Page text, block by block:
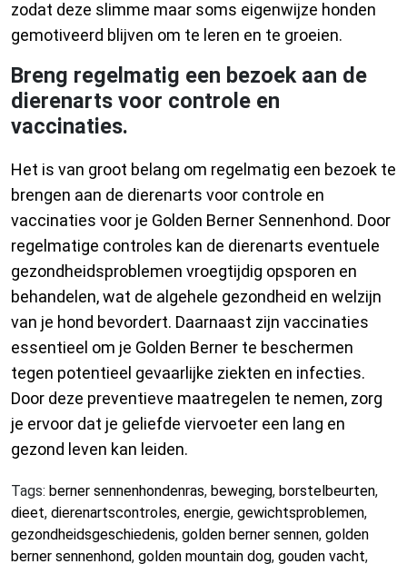
zodat deze slimme maar soms eigenwijze honden
gemotiveerd blijven om te leren en te groeien.
Breng regelmatig een bezoek aan de
dierenarts voor controle en
vaccinaties.
Het is van groot belang om regelmatig een bezoek te
brengen aan de dierenarts voor controle en
vaccinaties voor je Golden Berner Sennenhond. Door
regelmatige controles kan de dierenarts eventuele
gezondheidsproblemen vroegtijdig opsporen en
behandelen, wat de algehele gezondheid en welzijn
van je hond bevordert. Daarnaast zijn vaccinaties
essentieel om je Golden Berner te beschermen
tegen potentieel gevaarlijke ziekten en infecties.
Door deze preventieve maatregelen te nemen, zorg
je ervoor dat je geliefde viervoeter een lang en
gezond leven kan leiden.
Tags: berner sennenhondenras, beweging, borstelbeurten,
dieet, dierenartscontroles, energie, gewichtsproblemen,
gezondheidsgeschiedenis, golden berner sennen, golden
berner sennenhond, golden mountain dog, gouden vacht,